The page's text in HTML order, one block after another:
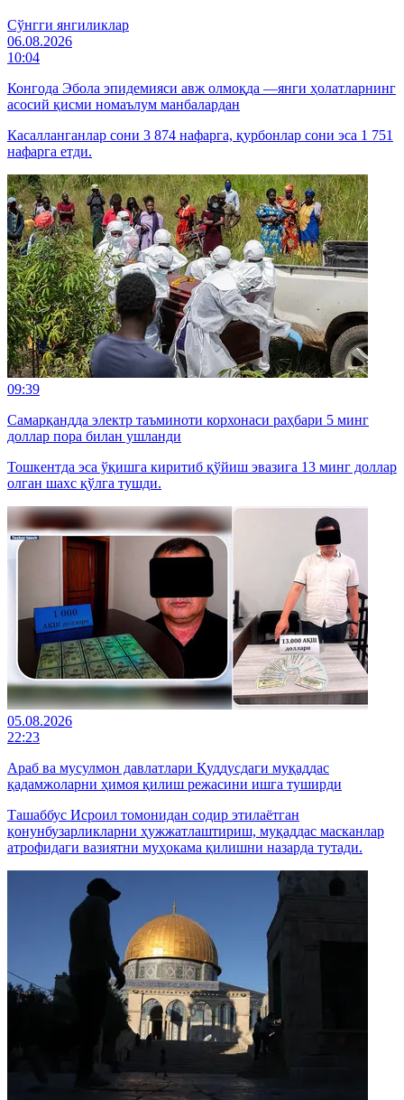
Cўнгги янгиликлар
06.08.2026
10:04
Конгода Эбола эпидемияси авж олмоқда —янги ҳолатларнинг
асосий қисми номаълум манбалардан
Касалланганлар сони 3 874 нафарга, қурбонлар сони эса 1 751
нафарга етди.
09:39
Самарқандда электр таъминоти корхонаси раҳбари 5 минг
доллар пора билан ушланди
Тошкентда эса ўқишга киритиб қўйиш эвазига 13 минг доллар
олган шахс қўлга тушди.
05.08.2026
22:23
Араб ва мусулмон давлатлари Қуддусдаги муқаддас
қадамжоларни ҳимоя қилиш режасини ишга туширди
Ташаббус Исроил томонидан содир этилаётган
қонунбузарликларни ҳужжатлаштириш, муқаддас масканлар
атрофидаги вазиятни муҳокама қилишни назарда тутади.